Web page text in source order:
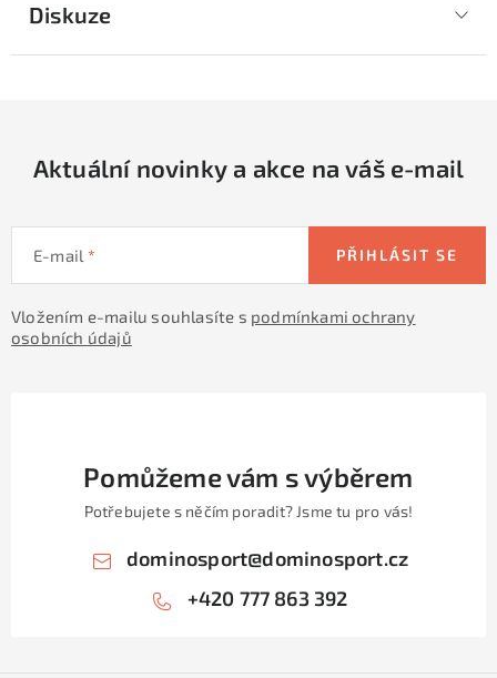
Diskuze
Aktuální novinky a akce na váš e-mail
E-mail
Vložením e-mailu souhlasíte s podmínkami ochrany
osobních údajů
PŘIHLÁSIT SE
Pomůžeme vám s výběrem
Potřebujete s něčím poradit? Jsme tu pro vás!
dominosport@dominosport.cz
+420 777 863 392